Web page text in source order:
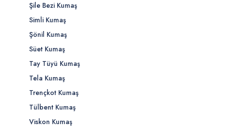
Şile Bezi Kumaş
Simli Kumaş
Şönil Kumaş
Süet Kumaş
Tay Tüyü Kumaş
Tela Kumaş
Trençkot Kumaş
Tülbent Kumaş
Viskon Kumaş